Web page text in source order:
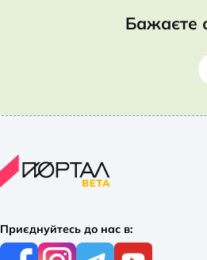
Бажаєте
Приєднуйтесь до нас в: